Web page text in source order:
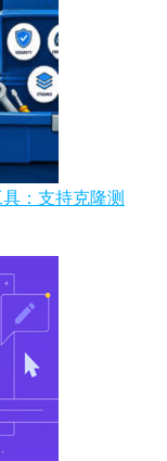
具：支持克隆测